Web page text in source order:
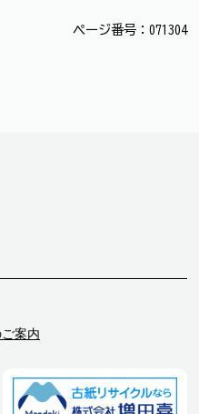
ページ番号：071304
案内